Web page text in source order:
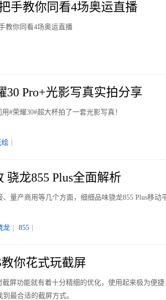
手教你同看4场奥运直播
教你同看4场奥运直播
30 Pro+光影写真实拍分享
#荣耀30#超大杯拍了一套光影写真！
绘
骁龙855 Plus全面解析
量产商用等几个方面，细细品味骁龙855 Plus移动
龙 855
你花式玩截屏
截屏功能就有着十分精细的优化，使用起来极为便
最合适的截屏方式。